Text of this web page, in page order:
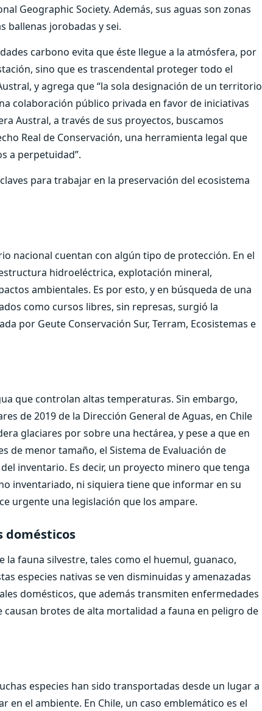
Geographic Society. Además, sus aguas son zonas
ballenas jorobadas y sei.
carbono evita que éste llegue a la atmósfera, por
sino que es trascendental proteger todo el
y agrega que “la sola designación de un territorio
colaboración público privada en favor de iniciativas
Austral, a través de sus proyectos, buscamos
Real de Conservación, una herramienta legal que
a perpetuidad”.
para trabajar en la preservación del ecosistema
nacional cuentan con algún tipo de protección. En el
hidroeléctrica, explotación mineral,
ambientales. Es por esto, y en búsqueda de una
como cursos libres, sin represas, surgió la
por Geute Conservación Sur, Terram, Ecosistemas e
que controlan altas temperaturas. Sin embargo,
de 2019 de la Dirección General de Aguas, en Chile
glaciares por sobre una hectárea, y pese a que en
de menor tamaño, el Sistema de Evaluación de
inventario. Es decir, un proyecto minero que tenga
inventariado, ni siquiera tiene que informar en su
urgente una legislación que los ampare.
domésticos
la fauna silvestre, tales como el huemul, guanaco,
especies nativas se ven disminuidas y amenazadas
domésticos, que además transmiten enfermedades
brotes de alta mortalidad a fauna en peligro de
especies han sido transportadas desde un lugar a
el ambiente. En Chile, un caso emblemático es el